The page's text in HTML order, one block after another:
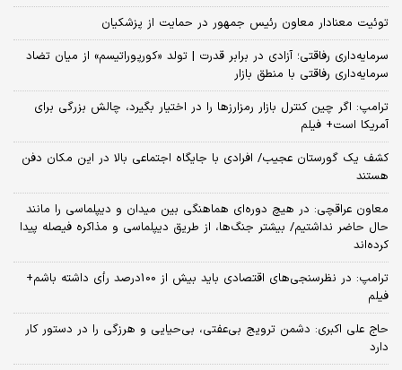
توئیت معنادار معاون رئیس جمهور در حمایت از پزشکیان
سرمایه‌داری رفاقتی؛ آزادی در برابر قدرت | تولد «کورپوراتیسم» از میان تضاد
سرمایه‌داری رفاقتی با منطق بازار
ترامپ: اگر چین کنترل بازار رمزارزها را در اختیار بگیرد، چالش بزرگی برای
آمریکا است+ فیلم
کشف یک گورستان عجیب/ افرادی با جایگاه اجتماعی بالا در این مکان دفن
هستند
معاون عراقچی: در هیچ دوره‌ای هماهنگی بین میدان و دیپلماسی را مانند
حال حاضر نداشتیم/ بیشتر جنگ‌ها، از طریق دیپلماسی و مذاکره فیصله پیدا
کرده‌اند
ترامپ: در نظرسنجی‌های اقتصادی باید بیش از 100درصد رأی داشته باشم+
فیلم
حاج علی اکبری: دشمن ترویج بی‌عفتی، بی‌حیایی و هرزگی را در دستور کار
دارد